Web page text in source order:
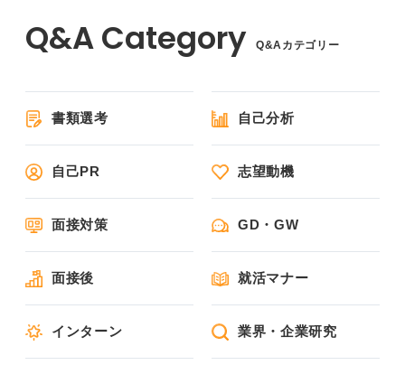
Q&Aカテゴリー
書類選考 自己分析
自己PR 志望動機
面接対策 GD・GW
面接後 就活マナー
インターン 業界・企業研究